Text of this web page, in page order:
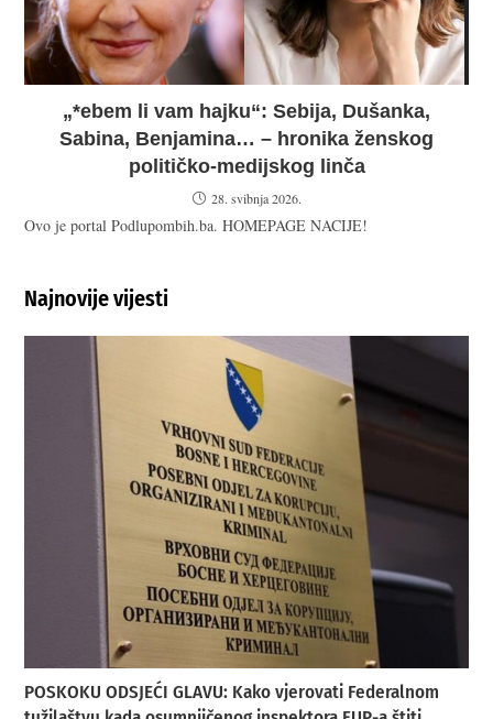
„*ebem li vam hajku“: Sebija, Dušanka,
Sabina, Benjamina… – hronika ženskog
političko-medijskog linča
28. svibnja 2026.
Ovo je portal Podlupombih.ba. HOMEPAGE NACIJE!
Najnovije vijesti
POSKOKU ODSJEĆI GLAVU: Kako vjerovati Federalnom